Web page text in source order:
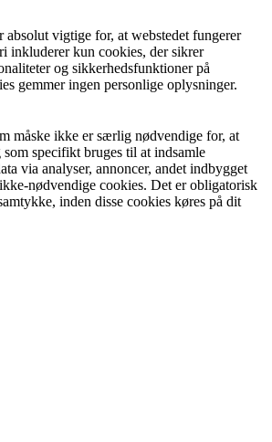
absolut vigtige for, at webstedet fungerer
inkluderer kun cookies, der sikrer
og sikkerhedsfunktioner på
gemmer ingen personlige oplysninger.
måske ikke er særlig nødvendige for, at
som specifikt bruges til at indsamle
via analyser, annoncer, andet indbygget
nødvendige cookies. Det er obligatorisk
inden disse cookies køres på dit